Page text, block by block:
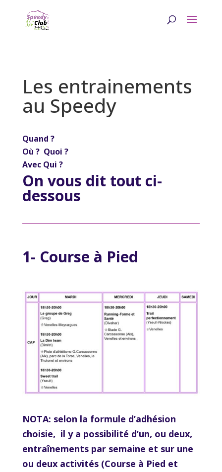
Les entrainements
au Speedy
Quand ?
Où ? Quoi ?
Avec Qui ?
On vous dit tout ci-
dessous
1- Course à Pied
NOTA: selon la formule d’adhésion
choisie, il y a possibilité d’un, ou deux,
entraînements par semaine et sur une
ou deux activités (Course à Pied et